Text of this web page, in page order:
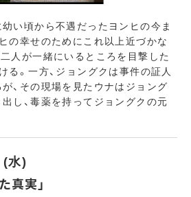
い頃から不遇だったヨンヒの今ま
の幸せのためにこれ以上近づかな
人が一緒にいるところを目撃した
る。一方、ジョングクは事件の証人
、その現場を見たウナはジョング
し、毒薬を持ってジョングクの元
水)
真実」